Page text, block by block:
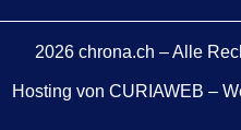
2026 chrona.ch – Alle
Hosting von CURIAWEB –